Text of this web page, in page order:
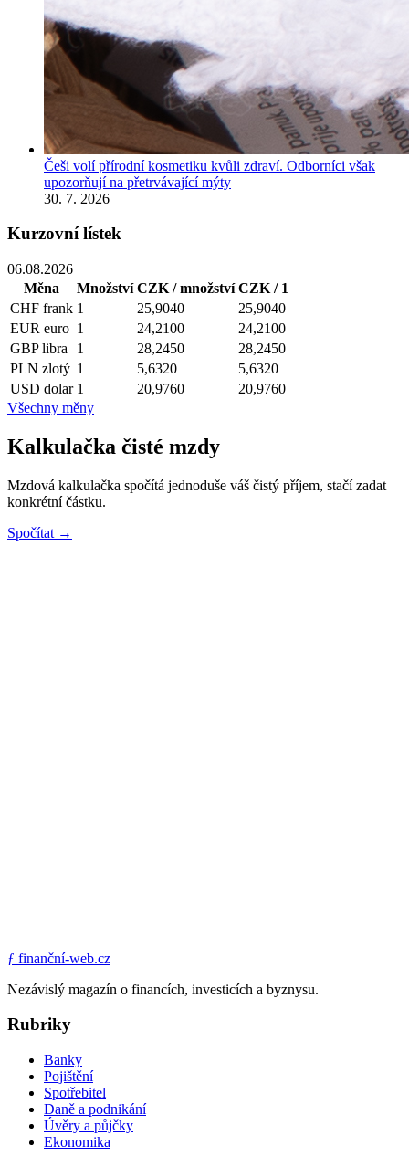
Češi volí přírodní kosmetiku kvůli zdraví. Odborníci však
upozorňují na přetrvávající mýty
30. 7. 2026
Kurzovní lístek
06.08.2026
Měna
Množství CZK / množství CZK / 1
CHF frank 1 25,9040
25,9040
EUR euro 1 24,2100
24,2100
GBP libra 1 28,2450
28,2450
PLN zlotý 1 5,6320
5,6320
USD dolar 1 20,9760
20,9760
Všechny měny
Kalkulačka čisté mzdy
Mzdová kalkulačka spočítá jednoduše váš čistý příjem, stačí zadat
konkrétní částku.
Spočítat →
ƒ finanční-web.cz
Nezávislý magazín o financích, investicích a byznysu.
Rubriky
Banky
Pojištění
Spotřebitel
Daně a podnikání
Úvěry a půjčky
Ekonomika